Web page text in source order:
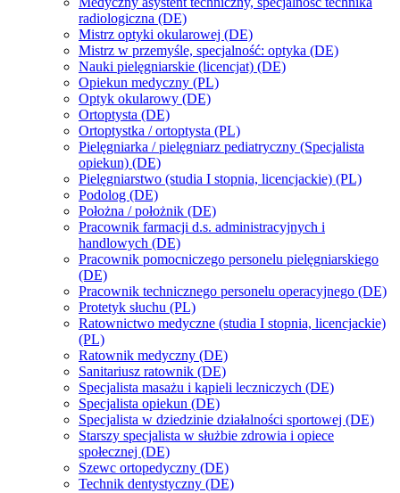
radiologiczna (DE)
Mistrz optyki okularowej (DE)
Mistrz w przemyśle, specjalność: optyka (DE)
Nauki pielęgniarskie (licencjat) (DE)
Opiekun medyczny (PL)
Optyk okularowy (DE)
Ortoptysta (DE)
Ortoptystka / ortoptysta (PL)
Pielęgniarka / pielęgniarz pediatryczny (Specjalista
opiekun) (DE)
Pielęgniarstwo (studia I stopnia, licencjackie) (PL)
Podolog (DE)
Położna / położnik (DE)
Pracownik farmacji d.s. administracyjnych i
handlowych (DE)
Pracownik pomocniczego personelu pielęgniarskiego
(DE)
Pracownik technicznego personelu operacyjnego (DE)
Protetyk słuchu (PL)
Ratownictwo medyczne (studia I stopnia, licencjackie)
(PL)
Ratownik medyczny (DE)
Sanitariusz ratownik (DE)
Specjalista masażu i kąpieli leczniczych (DE)
Specjalista opiekun (DE)
Specjalista w dziedzinie działalności sportowej (DE)
Starszy specjalista w służbie zdrowia i opiece
społecznej (DE)
Szewc ortopedyczny (DE)
Technik dentystyczny (DE)